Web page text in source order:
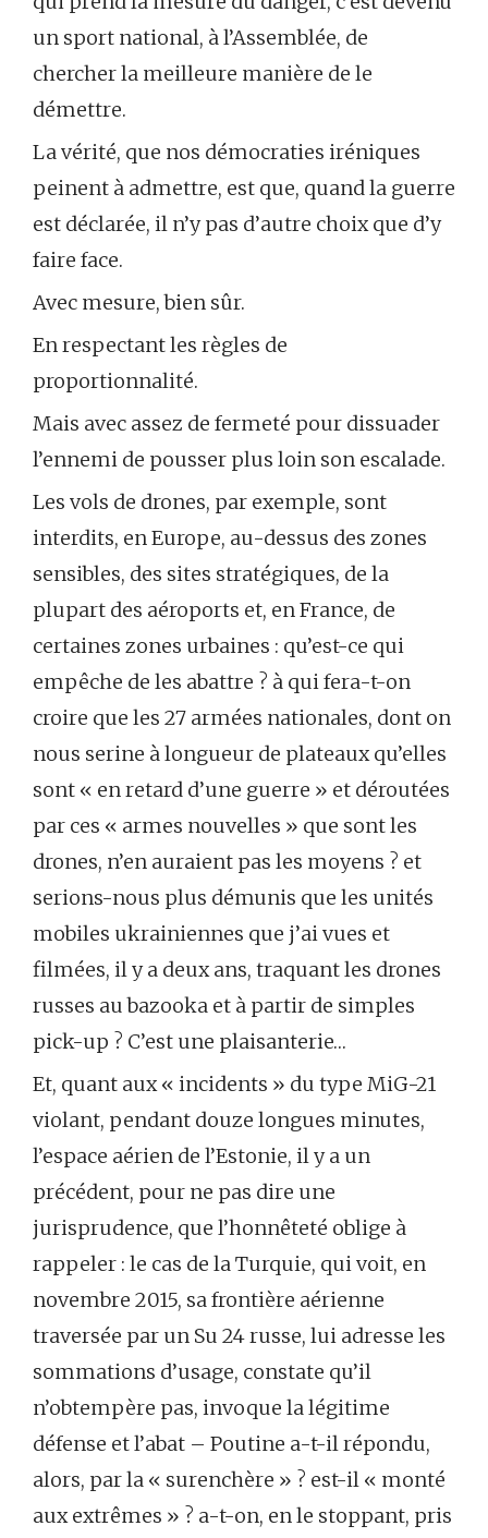
un sport national, à l’Assemblée, de
chercher la meilleure manière de le
démettre.
La vérité, que nos démocraties iréniques
peinent à admettre, est que, quand la guerre
est déclarée, il n’y pas d’autre choix que d’y
faire face.
Avec mesure, bien sûr.
En respectant les règles de
proportionnalité.
Mais avec assez de fermeté pour dissuader
l’ennemi de pousser plus loin son escalade.
Les vols de drones, par exemple, sont
interdits, en Europe, au-dessus des zones
sensibles, des sites stratégiques, de la
plupart des aéroports et, en France, de
certaines zones urbaines : qu’est-ce qui
empêche de les abattre ? à qui fera-t-on
croire que les 27 armées nationales, dont on
nous serine à longueur de plateaux qu’elles
sont « en retard d’une guerre » et déroutées
par ces « armes nouvelles » que sont les
drones, n’en auraient pas les moyens ? et
serions-nous plus démunis que les unités
mobiles ukrainiennes que j’ai vues et
filmées, il y a deux ans, traquant les drones
russes au bazooka et à partir de simples
pick-up ? C’est une plaisanterie…
Et, quant aux « incidents » du type MiG-21
violant, pendant douze longues minutes,
l’espace aérien de l’Estonie, il y a un
précédent, pour ne pas dire une
jurisprudence, que l’honnêteté oblige à
rappeler : le cas de la Turquie, qui voit, en
novembre 2015, sa frontière aérienne
traversée par un Su 24 russe, lui adresse les
sommations d’usage, constate qu’il
n’obtempère pas, invoque la légitime
défense et l’abat – Poutine a-t-il répondu,
alors, par la « surenchère » ? est-il « monté
aux extrêmes » ? a-t-on, en le stoppant, pris